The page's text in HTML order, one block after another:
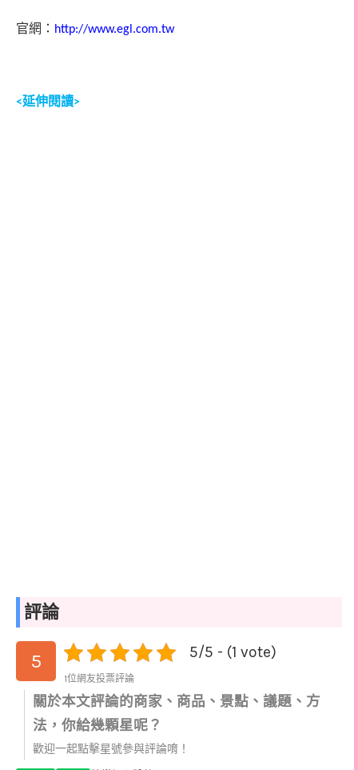
官網： http://www.egl.com.tw
<延伸閱讀>
評論
5 5/5 - (1 vote)
1位網友投票評論
關於本文評論的商家、商品、景點、議題、方
法，你給幾顆星呢？
歡迎一起點擊星號參與評論唷！